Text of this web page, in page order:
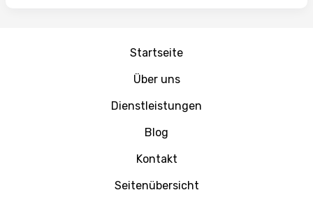
Startseite
Über uns
Dienstleistungen
Blog
Kontakt
Seitenübersicht